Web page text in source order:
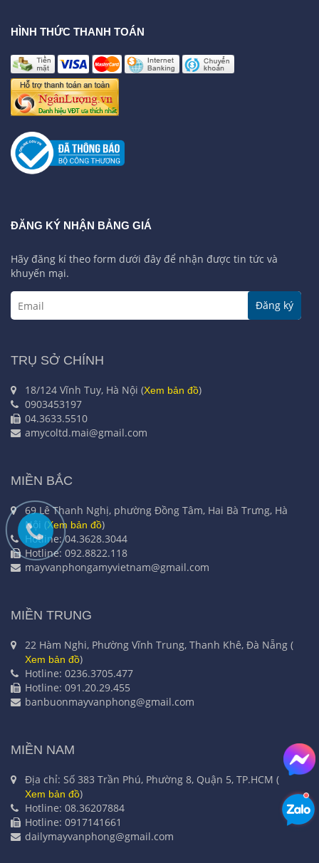
HÌNH THỨC THANH TOÁN
ĐĂNG KÝ NHẬN BẢNG GIÁ
Hãy đăng kí theo form dưới đây để nhận được tin tức và
khuyến mại.
Đăng ký
TRỤ SỞ CHÍNH
18/124 Vĩnh Tuy, Hà Nội (Xem bản đồ)
0903453197
04.3633.5510
amycoltd.mai@gmail.com
MIỀN BẮC
69 Lê Thanh Nghị, phường Đồng Tâm, Hai Bà Trưng, Hà
Nội (Xem bản đồ)
Hotline: 04.3628.3044
Hotline: 092.8822.118
mayvanphongamyvietnam@gmail.com
MIỀN TRUNG
22 Hàm Nghi, Phường Vĩnh Trung, Thanh Khê, Đà Nẵng (
Xem bản đồ)
Hotline: 0236.3705.477
Hotline: 091.20.29.455
banbuonmayvanphong@gmail.com
MIỀN NAM
Địa chỉ: Số 383 Trần Phú, Phường 8, Quận 5, TP.HCM (
Xem bản đồ)
Hotline: 08.36207884
Hotline: 0917141661
dailymayvanphong@gmail.com